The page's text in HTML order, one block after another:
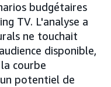
budgétaires
TV. L'analyse a
ne touchait
disponible,
courbe
potentiel de